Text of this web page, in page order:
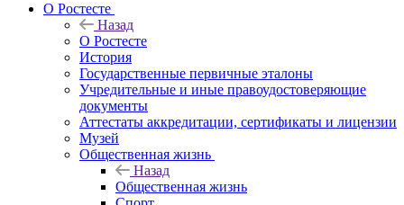
О Ростесте
Назад
О Ростесте
История
Государственные первичные эталоны
Учредительные и иные правоудостоверяющие
документы
Аттестаты аккредитации, сертификаты и лицензии
Музей
Общественная жизнь
Назад
Общественная жизнь